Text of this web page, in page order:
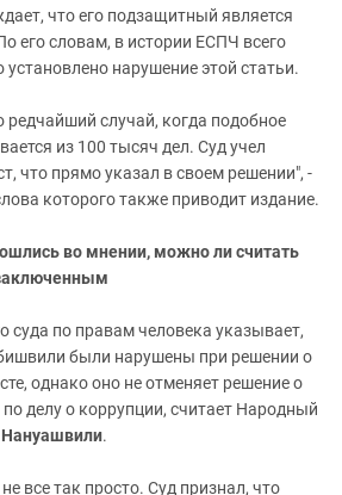
что его подзащитный является
его словам, в истории ЕСПЧ всего
нарушение этой статьи.
редчайший случай, когда подобное
из 100 тысяч дел. Суд учел
что прямо указал в своем решении", -
которого также приводит издание.
во мнении, можно ли считать
суда по правам человека указывает,
были нарушены при решении о
однако оно не отменяет решение о
делу о коррупции, считает Народный
.
все так просто. Суд признал, что